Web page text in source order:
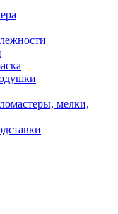
мелки,